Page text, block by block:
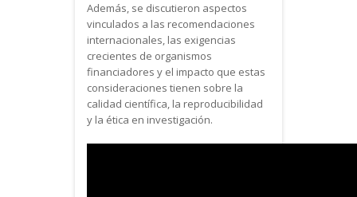
Además, se discutieron aspectos
vinculados a las recomendaciones
internacionales, las exigencias
crecientes de organismos
financiadores y el impacto que estas
consideraciones tienen sobre la
calidad científica, la reproducibilidad
y la ética en investigación.